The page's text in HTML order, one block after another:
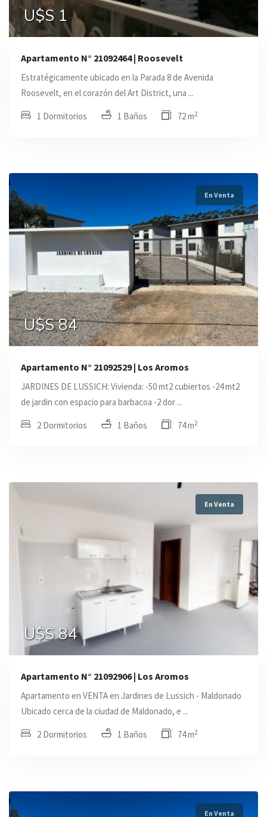
U$S 1
Apartamento N° 21092464 | Roosevelt
Estratégicamente ubicado en la Parada 8 de Avenida
Roosevelt, en el corazón del Art District, una ...
1 Dormitorios 1 Baños 72 m2
En Venta
U$S 84
Apartamento N° 21092529 | Los Aromos
JARDINES DE LUSSICH: Vivienda: -50 mt2 cubiertos -24 mt2
de jardin con espacio para barbacoa -2 dor ...
2 Dormitorios 1 Baños 74 m2
En Venta
U$S 84
Apartamento N° 21092906 | Los Aromos
Apartamento en VENTA en Jardines de Lussich - Maldonado
Ubicado cerca de la ciudad de Maldonado, e ...
2 Dormitorios 1 Baños 74 m2
En Venta